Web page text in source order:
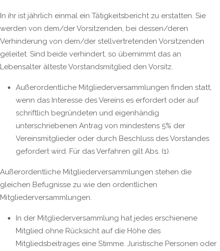
In ihr ist jährlich einmal ein Tätigkeitsbericht zu erstatten. Sie
werden von dem/der Vorsitzenden, bei dessen/deren
Verhinderung von dem/der stellvertretenden Vorsitzenden
geleitet. Sind beide verhindert, so übernimmt das an
Lebensalter älteste Vorstandsmitglied den Vorsitz.
Außerordentliche Mitgliederversammlungen finden statt,
wenn das Interesse des Vereins es erfordert oder auf
schriftlich begründeten und eigenhändig
unterschriebenen Antrag von mindestens 5% der
Vereinsmitglieder oder durch Beschluss des Vorstandes
gefordert wird. Für das Verfahren gilt Abs. (1).
Außerordentliche Mitgliederversammlungen stehen die
gleichen Befugnisse zu wie den ordentlichen
Mitgliederversammlungen.
In der Mitgliederversammlung hat jedes erschienene
Mitglied ohne Rücksicht auf die Höhe des
Mitgliedsbeitrages eine Stimme. Juristische Personen oder